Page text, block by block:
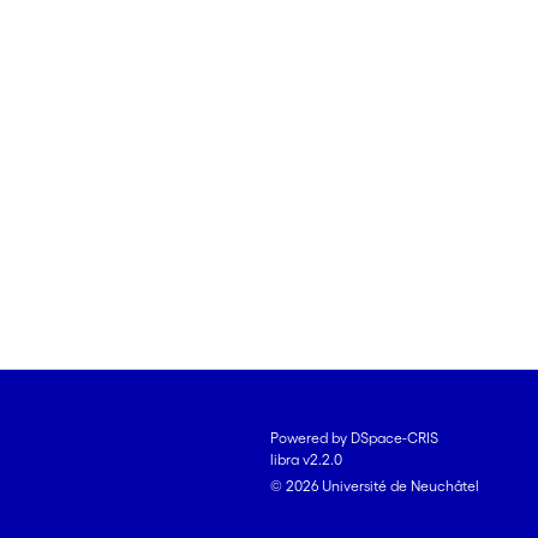
Powered by DSpace-CRIS
libra v2.2.0
© 2026 Université de Neuchâtel